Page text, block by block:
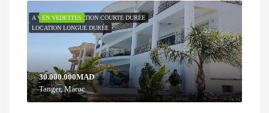
A VENDRE
LOCATION COURTE DURÉE
LOCATION LONGUE DURÉE
EN VEDETTES
30.000.000MAD
Tanger, Maroc